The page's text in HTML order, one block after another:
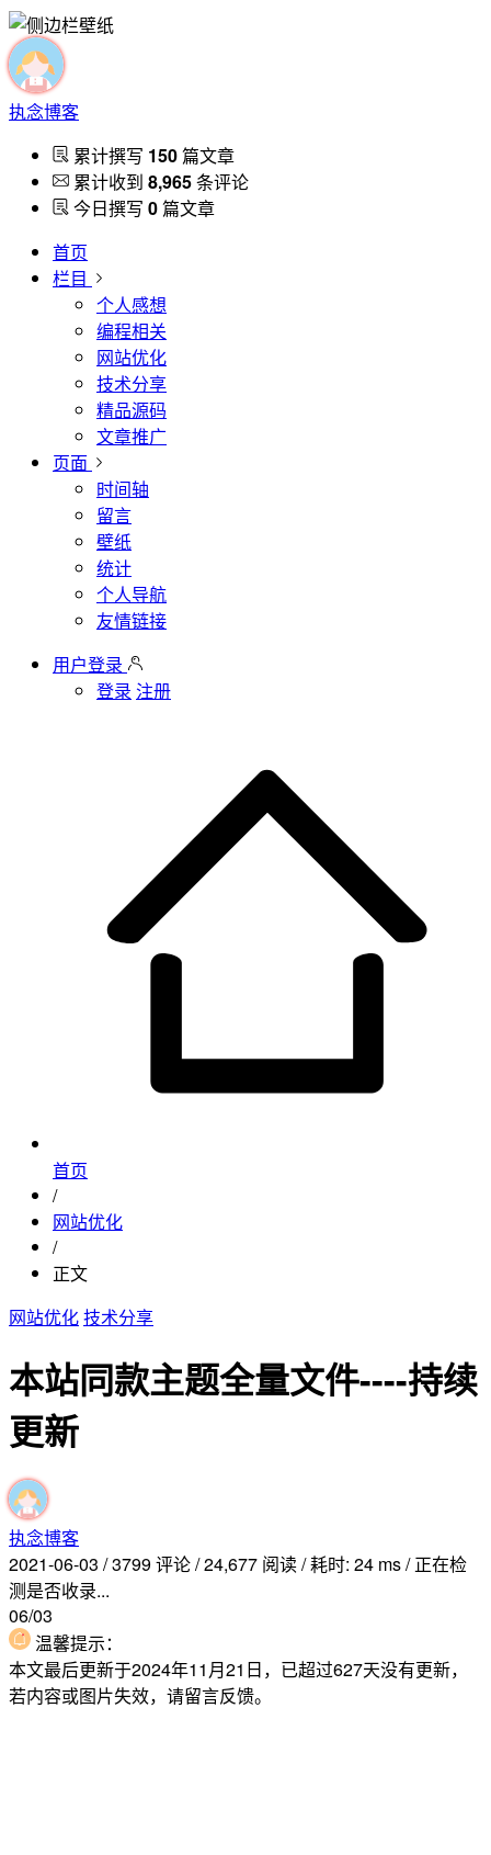
执念博客
累计撰写 150篇文章
累计收到 8,965条评论
今日撰写 0篇文章
首页
栏目
个人感想
编程相关
网站优化
技术分享
精品源码
文章推广
页面
时间轴
留言
壁纸
统计
个人导航
友情链接
用户登录
登录 注册
首页
/
网站优化
/
正文
网站优化技术分享
本站同款主题全量文件----持续
更新
执念博客
2021-06-03 /3799 评论/24,677 阅读/耗时: 24 ms/ 正在检
测是否收录...
06/03
温馨提示：
本文最后更新于2024年11月21日，已超过627天没有更新，
若内容或图片失效，请留言反馈。